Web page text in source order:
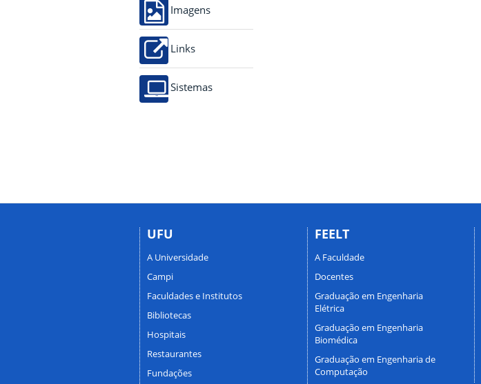
Imagens
Links
Sistemas
UFU
A Universidade
Campi
Faculdades e Institutos
Bibliotecas
Hospitais
Restaurantes
Fundações
FEELT
A Faculdade
Docentes
Graduação em Engenharia
Elétrica
Graduação em Engenharia
Biomédica
Graduação em Engenharia de
Computação